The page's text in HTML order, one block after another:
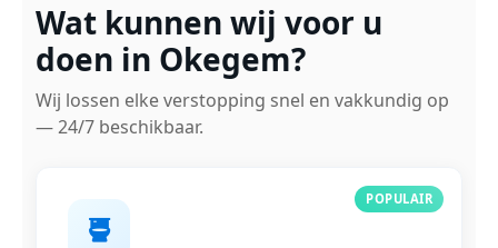
Wat kunnen wij voor u
doen in Okegem?
Wij lossen elke verstopping snel en vakkundig op
— 24/7 beschikbaar.
POPULAIR